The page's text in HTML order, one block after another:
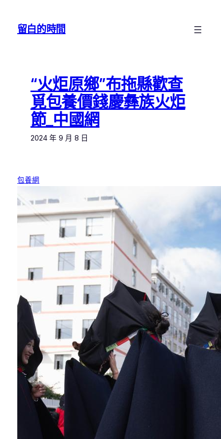
留白的時間
“火炬原鄉”布拖縣歡查
覓包養價錢慶彝族火炬
節_中國網
2024 年 9 月 8 日
包養網